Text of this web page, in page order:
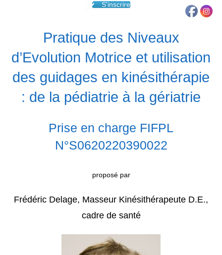
S'inscrire
Pratique des Niveaux
d’Evolution Motrice et utilisation
des guidages en kinésithérapie
: de la pédiatrie à la gériatrie
Prise en charge FIFPL
N°S0620220390022
proposé par
Frédéric Delage, Masseur Kinésithérapeute D.E.,
cadre de santé